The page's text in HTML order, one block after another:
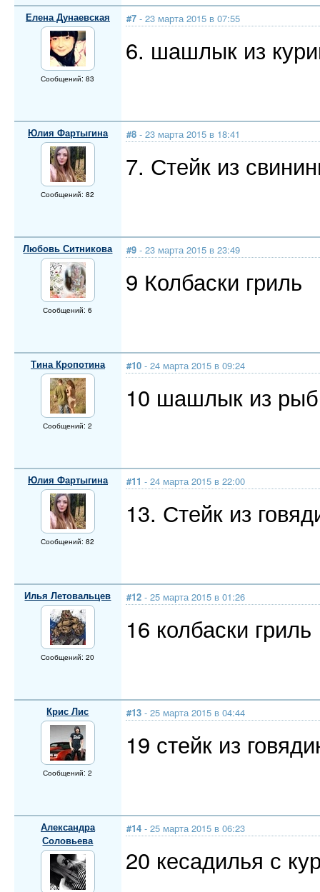
Елена Дунаевская
Сообщений: 83
#7 - 23 марта 2015 в 07:55
6. шашлык из
Юлия Фартыгина
Сообщений: 82
#8 - 23 марта 2015 в 18:41
7. Стейк из
Любовь Ситникова
Сообщений: 6
#9 - 23 марта 2015 в 23:49
9 Колбаски гриль
Тина Кропотина
Сообщений: 2
#10 - 24 марта 2015 в 09:24
10 шашлык из
Юлия Фартыгина
Сообщений: 82
#11 - 24 марта 2015 в 22:00
13. Стейк из
Илья Летовальцев
Сообщений: 20
#12 - 25 марта 2015 в 01:26
16 колбаски гриль
Крис Лис
Сообщений: 2
#13 - 25 марта 2015 в 04:44
19 стейк из
Александра
Соловьева
#14 - 25 марта 2015 в 06:23
20 кесадилья с